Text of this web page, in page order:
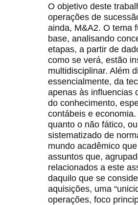
O objetivo deste
operações de
ainda, M&A2. O tema
base, analisando
etapas, a partir de
como se verá, estão
multidisciplinar. Além
essencialmente, da
apenas às influencias
do conhecimento,
contábeis e
quanto o não fático,
sistematizado de
mundo acadêmico
assuntos que,
relacionados a este
daquilo que se
aquisições, uma
operações, foco